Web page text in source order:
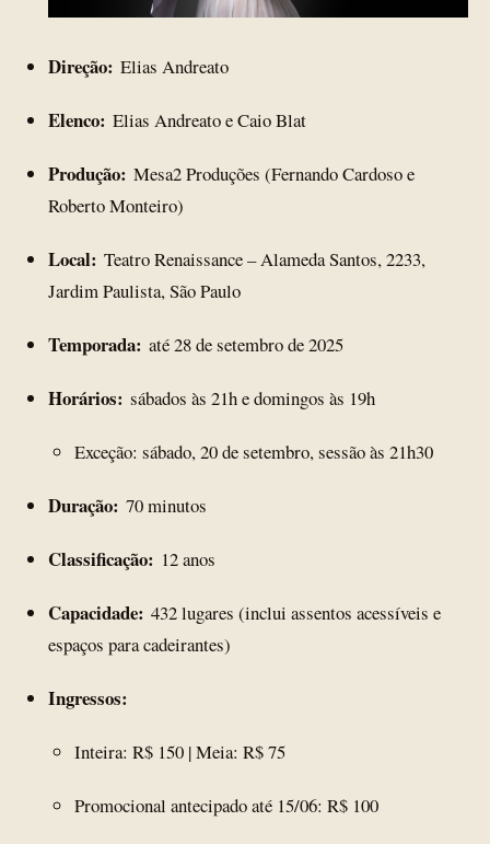
Direção: Elias Andreato
Elenco: Elias Andreato e Caio Blat
Produção: Mesa2 Produções (Fernando Cardoso e
Roberto Monteiro)
Local: Teatro Renaissance – Alameda Santos, 2233,
Jardim Paulista, São Paulo
Temporada: até 28 de setembro de 2025
Horários: sábados às 21h e domingos às 19h
Exceção: sábado, 20 de setembro, sessão às 21h30
Duração: 70 minutos
Classificação: 12 anos
Capacidade: 432 lugares (inclui assentos acessíveis e
espaços para cadeirantes)
Ingressos:
Inteira: R$ 150 | Meia: R$ 75
Promocional antecipado até 15/06: R$ 100